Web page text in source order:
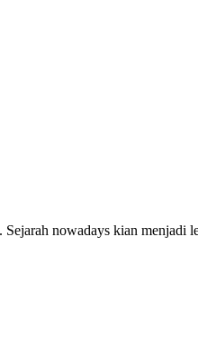
nowadays kian